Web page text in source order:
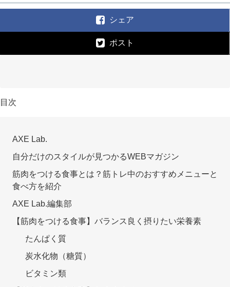
シェア
ポスト
目次
AXE Lab.
自分だけのスタイルが見つかるWEBマガジン
筋肉をつける食事とは？筋トレ中のおすすめメニューと
食べ方を紹介
AXE Lab.編集部
【筋肉をつける食事】バランス良く摂りたい栄養素
たんぱく質
炭水化物（糖質）
ビタミン類